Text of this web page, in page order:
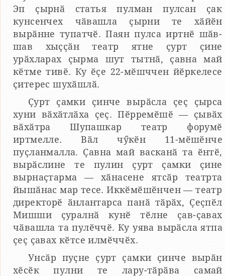
Эп ҫырнӑ статья пулман пулсан ҫак
кунсенчех чӑвашла ҫырни те хӑйӗн
вырӑнне тупатчӗ. Паян пулса иртнӗ шӑв-
шав хыҫҫӑн театр ятне ҫурт ҫине
урӑхларах ҫырма шут тытнӑ, ҫавна май
кӗтме тивӗ. Ку ӗҫе 22-мӗшччен йӗркелесе
ҫитерес шухӑшлӑ.
Ҫурт ҫамки ҫинче вырӑсла ҫеҫ ҫырса
хуни вӑхӑтлӑха ҫеҫ. Пӗрремӗшӗ — ҫывӑх
вӑхӑтра Шупашкар театр форумӗ
иртмелле. Вӑл чӳкӗн 11-мӗшӗнче
пуҫланмалла. Ҫавна май васканӑ та ӗнтӗ,
вырӑслине те пулин ҫурт ҫамки ҫине
вырнаҫтарма — хӑнасене ятсӑр театрта
йышӑнас мар тесе. Иккӗмӗшӗнчен — театр
директорӗ ӑнлантарса панӑ тӑрӑх, Ҫеҫпӗл
Мишши ҫуралнӑ кунӗ тӗлне ҫав-ҫавах
чӑвашла та пулӗччӗ. Ку уява вырӑсла ятпа
ҫеҫ ҫавах кӗтсе илмӗччӗх.
Унсӑр пуҫне ҫурт ҫамки ҫинче вырӑн
хӗсӗк пулни те лару-тӑрӑва самай